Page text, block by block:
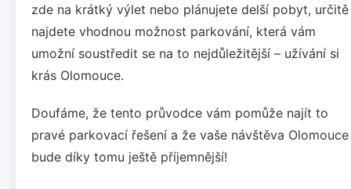
zde na krátký výlet nebo plánujete delší pobyt, určitě
najdete vhodnou možnost parkování, která vám
umožní soustředit se na to nejdůležitější – užívání si
krás Olomouce.
Doufáme, že tento průvodce vám pomůže najít to
pravé parkovací řešení a že vaše návštěva Olomouce
bude díky tomu ještě příjemnější!